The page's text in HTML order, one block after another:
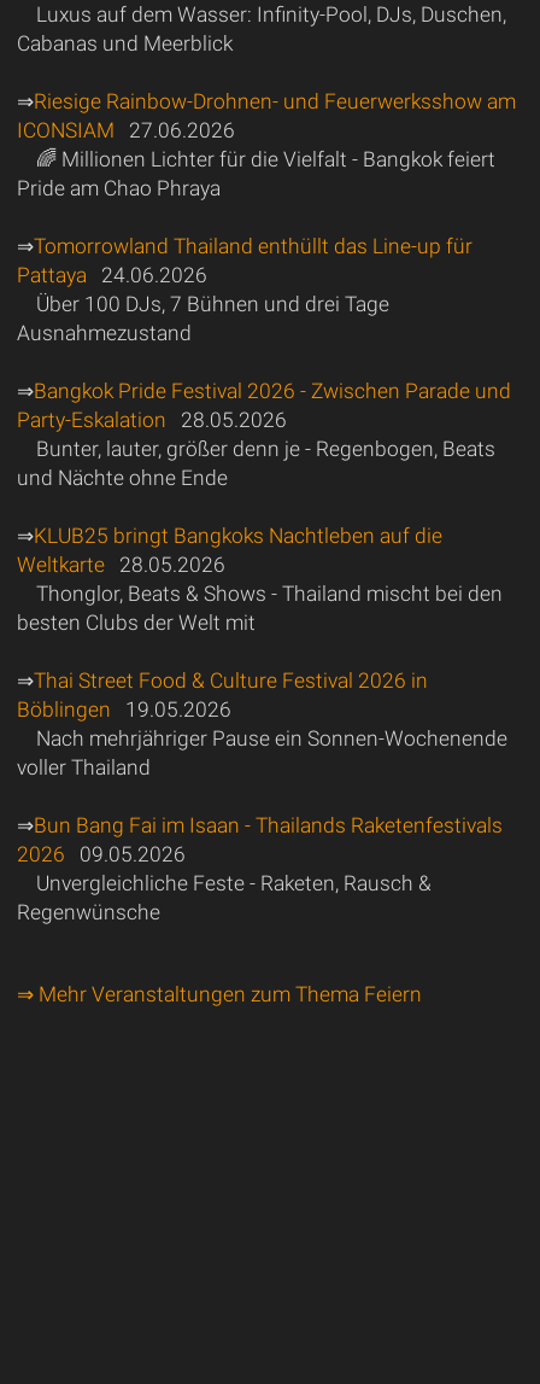
Luxus auf dem Wasser: Infinity-Pool, DJs, Duschen,
Cabanas und Meerblick
⇒Riesige Rainbow-Drohnen- und Feuerwerksshow am
ICONSIAM 27.06.2026
🌈 Millionen Lichter für die Vielfalt - Bangkok feiert
Pride am Chao Phraya
⇒Tomorrowland Thailand enthüllt das Line-up für
Pattaya 24.06.2026
Über 100 DJs, 7 Bühnen und drei Tage
Ausnahmezustand
⇒Bangkok Pride Festival 2026 - Zwischen Parade und
Party-Eskalation 28.05.2026
Bunter, lauter, größer denn je - Regenbogen, Beats
und Nächte ohne Ende
⇒KLUB25 bringt Bangkoks Nachtleben auf die
Weltkarte28.05.2026
Thonglor, Beats & Shows - Thailand mischt bei den
besten Clubs der Welt mit
⇒Thai Street Food & Culture Festival 2026 in
Böblingen 19.05.2026
Nach mehrjähriger Pause ein Sonnen-Wochenende
voller Thailand
⇒Bun Bang Fai im Isaan - Thailands Raketenfestivals
2026 09.05.2026
Unvergleichliche Feste - Raketen, Rausch &
Regenwünsche
⇒ Mehr Veranstaltungen zum Thema Feiern